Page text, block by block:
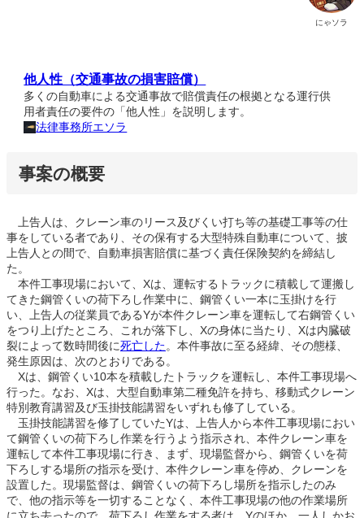
にゃソラ
他人性（交通事故の損害賠償）
多くの自動車による交通事故で賠償責任の根拠となる運行供
用者責任の要件の「他人性」を説明します。
法律事務所エソラ
事案の概要
上告人は、クレーン車のリース及びくい打ち等の基礎工事等の仕
事をしている者であり、その保有する大型特殊自動車について、披
上告人との間で、自動車損害賠償に基づく責任保険契約を締結し
た。
本件工事現場において、Xは、運転するトラックに積載して運搬し
てきた鋼管くいの荷下ろし作業中に、鋼管くい一本に玉掛けを行
い、上告人の従業員であるYが本件クレーン車を運転して右鋼管くい
をつり上げたところ、これが落下し、Xの身体に当たり、Xは内臓破
裂によって数時間後に死亡した。本件事故に至る経緯、その態様、
発生原因は、次のとおりである。
Xは、鋼管くい10本を積載したトラックを運転し、本件工事現場へ
行った。なお、Xは、大型自動車第二種免許を持ち、移動式クレーン
特別教育講習及び玉掛技能講習をいずれも修了している。
玉掛技能講習を修了していたYは、上告人から本件工事現場におい
て鋼管くいの荷下ろし作業を行うよう指示され、本件クレーン車を
運転して本件工事現場に行き、まず、現場監督から、鋼管くいを荷
下ろしする場所の指示を受け、本件クレーン車を停め、クレーンを
設置した。現場監督は、鋼管くいの荷下ろし場所を指示したのみ
で、他の指示等を一切することなく、本件工事現場の他の作業場所